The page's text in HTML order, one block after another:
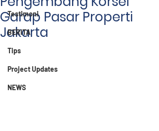
Testimoni
BERITA
Tips
Project Updates
NEWS
Garap Pasar Properti
Jakarta